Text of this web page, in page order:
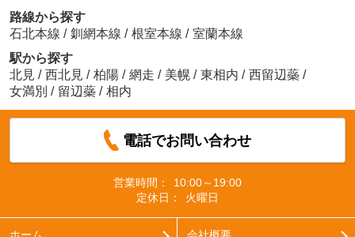
路線から探す
石北本線 / 釧網本線 / 根室本線 / 室蘭本線
駅から探す
北見 / 西北見 / 柏陽 / 網走 / 美幌 / 東相内 / 西留辺蘂 /
女満別 / 留辺蘂 / 相内
電話でお問い合わせ
営業時間：
10:00～19:00
定休日：
火曜日